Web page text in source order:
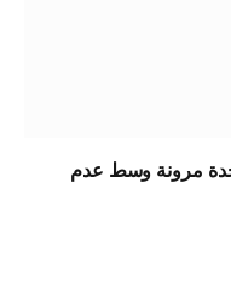
مرونة وسط عدم